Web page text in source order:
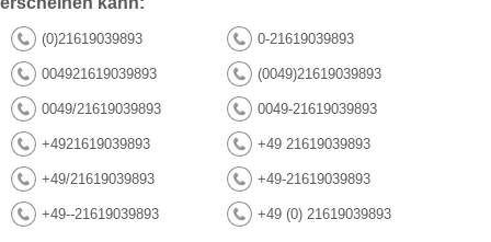
(0)21619039893 0-21619039893
004921619039893 (0049)21619039893
0049/21619039893 0049-21619039893
+4921619039893 +49 21619039893
+49/21619039893 +49-21619039893
+49--21619039893 +49 (0) 21619039893